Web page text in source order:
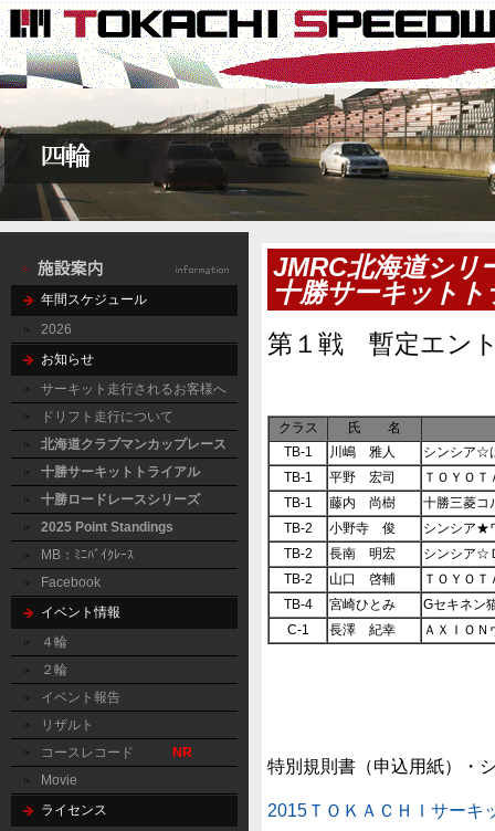
年間スケジュール
2026
お知らせ
サーキット走行されるお客様へ
ドリフト走行について
北海道クラブマンカップレース
十勝サーキットトライアル
十勝ロードレースシリーズ
2025 Point Standings
MB：ﾐﾆﾊﾞｲｸﾚｰｽ
Facebook
イベント情報
４輪
２輪
イベント報告
リザルト
コースレコード
NR
Movie
ライセンス
JMRC北海道シリ
十勝サーキット
第１戦 暫定エン
クラス
氏 名
TB-1
川嶋 雅人
シンシア☆
TB-1
平野 宏司
ＴＯＹＯ
TB-1
藤内 尚樹
十勝三菱コ
TB-2
小野寺 俊
シンシア★
TB-2
長南 明宏
シンシア☆
TB-2
山口 啓輔
ＴＯＹＯＴ
TB-4
宮崎ひとみ
Gセキネン
C-1
長澤 紀幸 ＡＸＩＯＮ
特別規則書（申込用紙）・
2015ＴＯＫＡＣＨＩサーキ